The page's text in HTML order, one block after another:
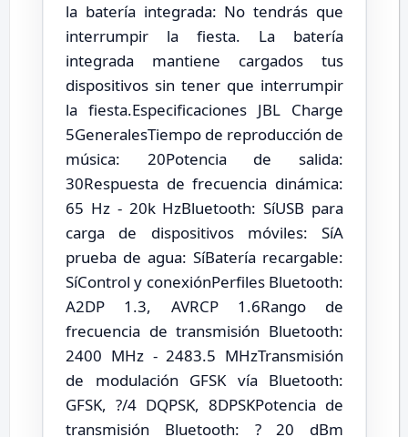
la batería integrada: No tendrás que
interrumpir la fiesta. La batería
integrada mantiene cargados tus
dispositivos sin tener que interrumpir
la fiesta.Especificaciones JBL Charge
5GeneralesTiempo de reproducción de
música: 20Potencia de salida:
30Respuesta de frecuencia dinámica:
65 Hz - 20k HzBluetooth: SíUSB para
carga de dispositivos móviles: SíA
prueba de agua: SíBatería recargable:
SíControl y conexiónPerfiles Bluetooth:
A2DP 1.3, AVRCP 1.6Rango de
frecuencia de transmisión Bluetooth:
2400 MHz - 2483.5 MHzTransmisión
de modulación GFSK vía Bluetooth:
GFSK, ?/4 DQPSK, 8DPSKPotencia de
transmisión Bluetooth: ? 20 dBm